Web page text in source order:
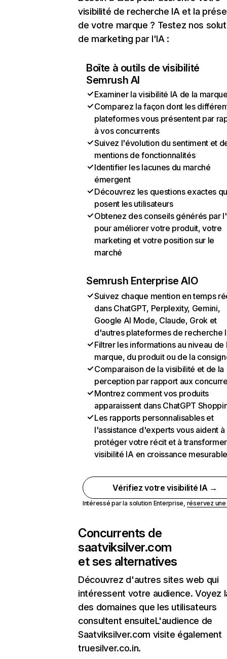
visibilité de recherche IA et la
de votre marque ? Testez nos
de marketing par l'IA :
Boîte à outils de visibilité
Semrush AI
Examiner la visibilité IA de la
Comparez la façon dont les
plateformes vous présentent par
à vos concurrents
Suivez l'évolution du sentiment et
mentions de fonctionnalités
Identifier les lacunes du marché
émergent
Découvrez les questions exactes
posent les utilisateurs
Obtenez des conseils générés par
pour améliorer votre produit, votre
marketing et votre position sur le
marché
Semrush Enterprise AIO
Suivez chaque mention en temps
dans ChatGPT, Perplexity, Gemini,
Google AI Mode, Claude, Grok et
d'autres plateformes de recherche
Filtrer les informations au niveau de
marque, du produit ou de la
Comparaison de la visibilité et de la
perception par rapport aux
Montrez comment vos produits
apparaissent dans ChatGPT
Les rapports personnalisables et
l'assistance d'experts vous aident à
protéger votre récit et à
visibilité IA en croissance
Vérifiez votre visibilité IA →
Intéressé par la solution Enterprise, réservez
Concurrents de
saatviksilver.com
et ses alternatives
Découvrez d'autres sites web qui
intéressent votre audience. Voyez
des domaines que les utilisateurs
consultent ensuiteL'audience de
Saatviksilver.com visite également
truesilver.co.in.